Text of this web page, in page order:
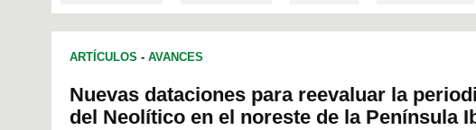
ARTÍCULOS - AVANCES
Nuevas dataciones para reevaluar la
del Neolítico en el noreste de la Península